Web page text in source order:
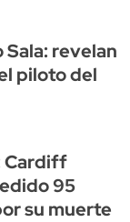
revelan
piloto del
Cardiff
95
su muerte